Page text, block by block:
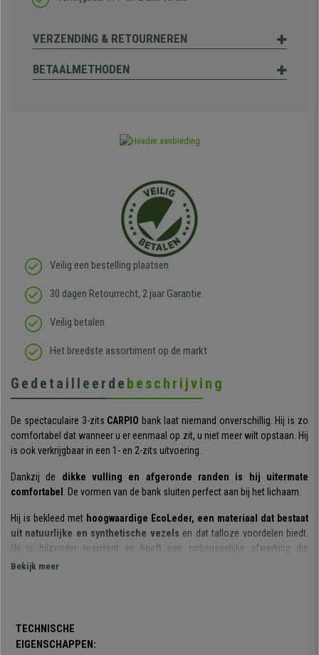
VERZENDING & RETOURNEREN
BETAALMETHODEN
Veilig een bestelling plaatsen
30 dagen Retourrecht, 2 jaar Garantie
Veilig betalen
Het breedste assortiment op de markt
Gedetailleerde beschrijving
De spectaculaire 3-zits CARPIO bank laat niemand onverschillig. Hij is zo
comfortabel dat wanneer u er eenmaal op zit, u niet meer wilt opstaan. Hij
is ook verkrijgbaar in een 1- en 2-zits uitvoering.
Dankzij de dikke vulling en afgeronde randen is hij uitermate
comfortabel . De vormen van de bank sluiten perfect aan bij het lichaam.
Hij is bekleed met hoogwaardige EcoLeder, een materiaal dat bestaat
uit natuurlijke en synthetische vezels en dat talloze voordelen biedt.
Hij is bijzonder resistent en heeft een onberispelijke afwerking die
jarenlang als nieuw zal meegaan.
voor een stijlvolle afwerking. Daarnaast zijn de poten voorzien
vankunststof beschermers
Bekijk meer
TECHNISCHE
EIGENSCHAPPEN: